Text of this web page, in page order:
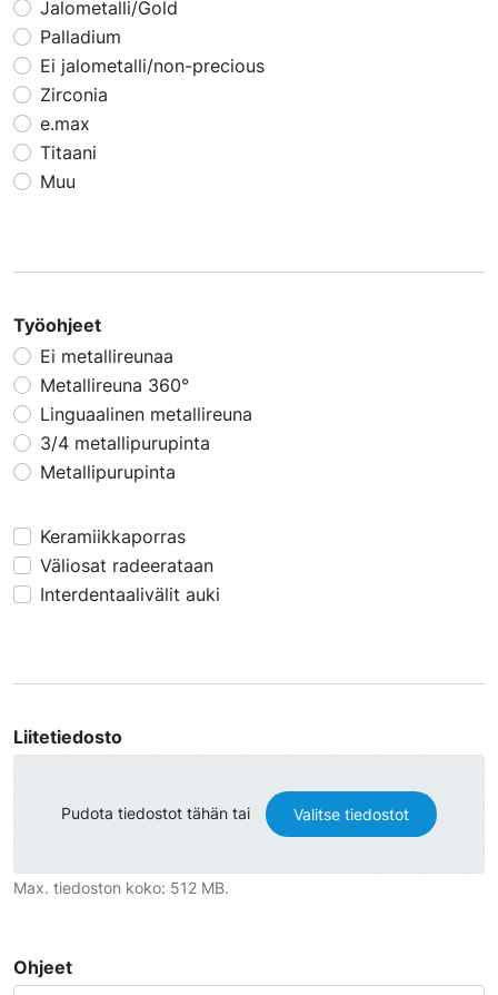
Jalometalli/Gold
Palladium
Ei jalometalli/non-precious
Zirconia
e.max
Titaani
Muu
Työohjeet
Ei metallireunaa
Metallireuna 360°
Linguaalinen metallireuna
3/4 metallipurupinta
Metallipurupinta
Työohjeet 2
Keramiikkaporras
Väliosat radeerataan
Interdentaalivälit auki
Liitetiedosto
Pudota tiedostot tähän tai Valitse tiedostot
Max. tiedoston koko: 512 MB.
Ohjeet